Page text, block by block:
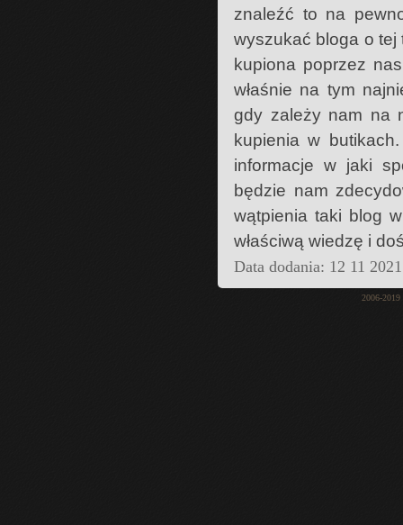
znaleźć to na
wyszukać bloga o tej
kupiona poprzez
właśnie na tym
gdy zależy nam na
kupienia w
informacje w jaki
będzie nam
wątpienia taki blog
właściwą wiedzę i
Data dodania: 12 11
2006-